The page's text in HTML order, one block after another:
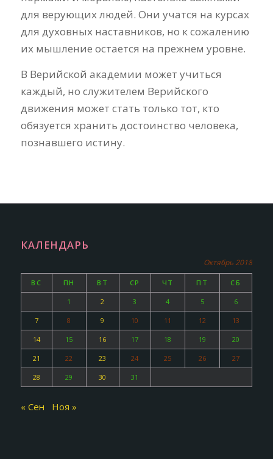
для верующих людей. Они учатся на курсах
для духовных наставников, но к сожалению
их мышление остается на прежнем уровне.
В Верийской академии может учиться
каждый, но служителем Верийского
движения может стать только тот, кто
обязуется хранить достоинство человека,
познавшего истину.
КАЛЕНДАРЬ
Октябрь 2018
ВС ПН ВТ СР ЧТ ПТ СБ
1 2 3 4 5 6
7 8 9 10 11 12 13
14 15 16 17 18 19 20
21 22 23 24 25 26 27
28 29 30 31
« Сен Ноя »